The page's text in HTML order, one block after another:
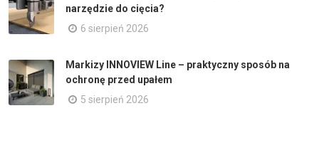
narzędzie do cięcia?
6 sierpień 2026
Markizy INNOVIEW Line – praktyczny sposób na
ochronę przed upałem
5 sierpień 2026